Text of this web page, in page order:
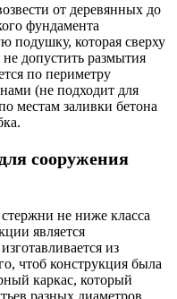
от деревянных до
фундамента
подушку, которая сверху
допустить размытия
по периметру
(не подходит для
местам заливки бетона
сооружения
не ниже класса
является
из
чтоб конструкция была
каркас, который
разных диаметров.